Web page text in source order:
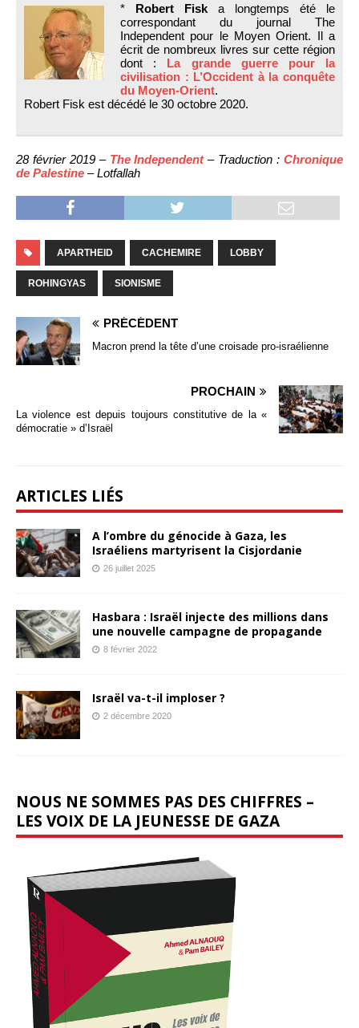
* Robert Fisk a longtemps été le
correspondant du journal The
Independent pour le Moyen Orient. Il a
écrit de nombreux livres sur cette région
dont : La grande guerre pour la
civilisation : L’Occident à la conquête
du Moyen-Orient.
Robert Fisk est décédé le 30 octobre 2020.
28 février 2019 – The Independent– Traduction :Chronique
de Palestine – Lotfallah
APARTHEID CACHEMIRE LOBBY
ROHINGYAS SIONISME
PRÉCÉDENT
Macron prend la tête d’une croisade pro-israélienne
PROCHAIN
La violence est depuis toujours constitutive de la «
démocratie » d’Israël
ARTICLES LIÉS
A l’ombre du génocide à Gaza, les
Israéliens martyrisent la Cisjordanie
26 juillet 2025
Hasbara : Israël injecte des millions dans
une nouvelle campagne de propagande
8 février 2022
Israël va-t-il imploser ?
2 décembre 2020
NOUS NE SOMMES PAS DES CHIFFRES –
LES VOIX DE LA JEUNESSE DE GAZA